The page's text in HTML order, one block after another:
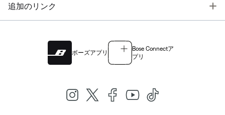
追加のリンク
ボーズアプリ
Bose Connectア
プリ